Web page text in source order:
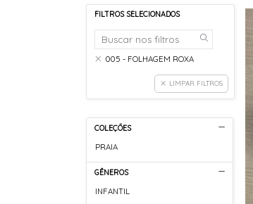
FILTROS SELECIONADOS
005 - FOLHAGEM ROXA
LIMPAR FILTROS
COLEÇÕES
PRAIA
GÊNEROS
INFANTIL